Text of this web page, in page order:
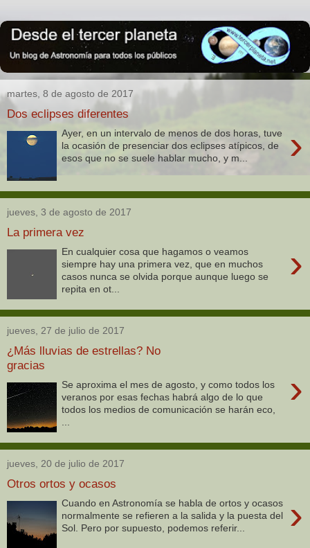
martes, 8 de agosto de 2017
Dos eclipses diferentes
›
Ayer, en un intervalo de menos de dos horas, tuve
la ocasión de presenciar dos eclipses atípicos, de
esos que no se suele hablar mucho, y m...
jueves, 3 de agosto de 2017
La primera vez
›
En cualquier cosa que hagamos o veamos
siempre hay una primera vez, que en muchos
casos nunca se olvida porque aunque luego se
repita en ot...
jueves, 27 de julio de 2017
¿Más lluvias de estrellas? No
gracias
›
Se aproxima el mes de agosto, y como todos los
veranos por esas fechas habrá algo de lo que
todos los medios de comunicación se harán eco,
...
jueves, 20 de julio de 2017
Otros ortos y ocasos
›
Cuando en Astronomía se habla de ortos y ocasos
normalmente se refieren a la salida y la puesta del
Sol. Pero por supuesto, podemos referir...